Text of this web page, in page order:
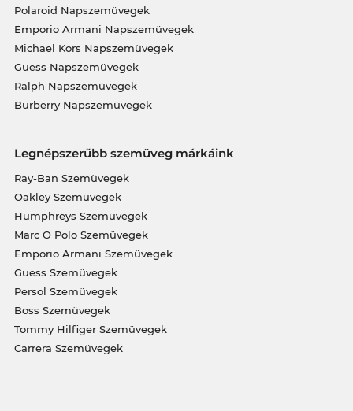
Polaroid Napszemüvegek
Emporio Armani Napszemüvegek
Michael Kors Napszemüvegek
Guess Napszemüvegek
Ralph Napszemüvegek
Burberry Napszemüvegek
Legnépszerűbb szemüveg márkáink
Ray-Ban Szemüvegek
Oakley Szemüvegek
Humphreys Szemüvegek
Marc O Polo Szemüvegek
Emporio Armani Szemüvegek
Guess Szemüvegek
Persol Szemüvegek
Boss Szemüvegek
Tommy Hilfiger Szemüvegek
Carrera Szemüvegek